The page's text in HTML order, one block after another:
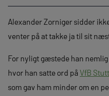
Alexander Zorniger sidder
venter på at takke ja til sit
For nyligt gæstede han
hvor han satte ord på VfB
som gav ham minder om en